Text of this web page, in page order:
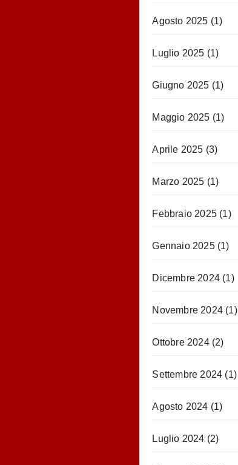
Agosto 2025 (1)
Luglio 2025 (1)
Giugno 2025 (1)
Maggio 2025 (1)
Aprile 2025 (3)
Marzo 2025 (1)
Febbraio 2025(1)
Gennaio 2025(1)
Dicembre 2024(1)
Novembre 2024(1)
Ottobre 2024(2)
Settembre 2024 (1)
Agosto 2024 (1)
Luglio 2024 (2)